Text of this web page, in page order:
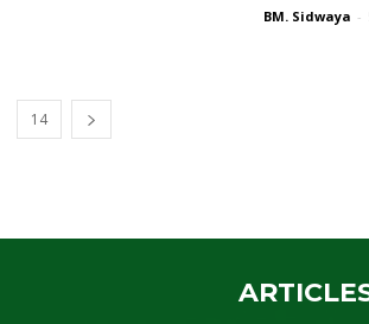
BM. Sidwaya -
14